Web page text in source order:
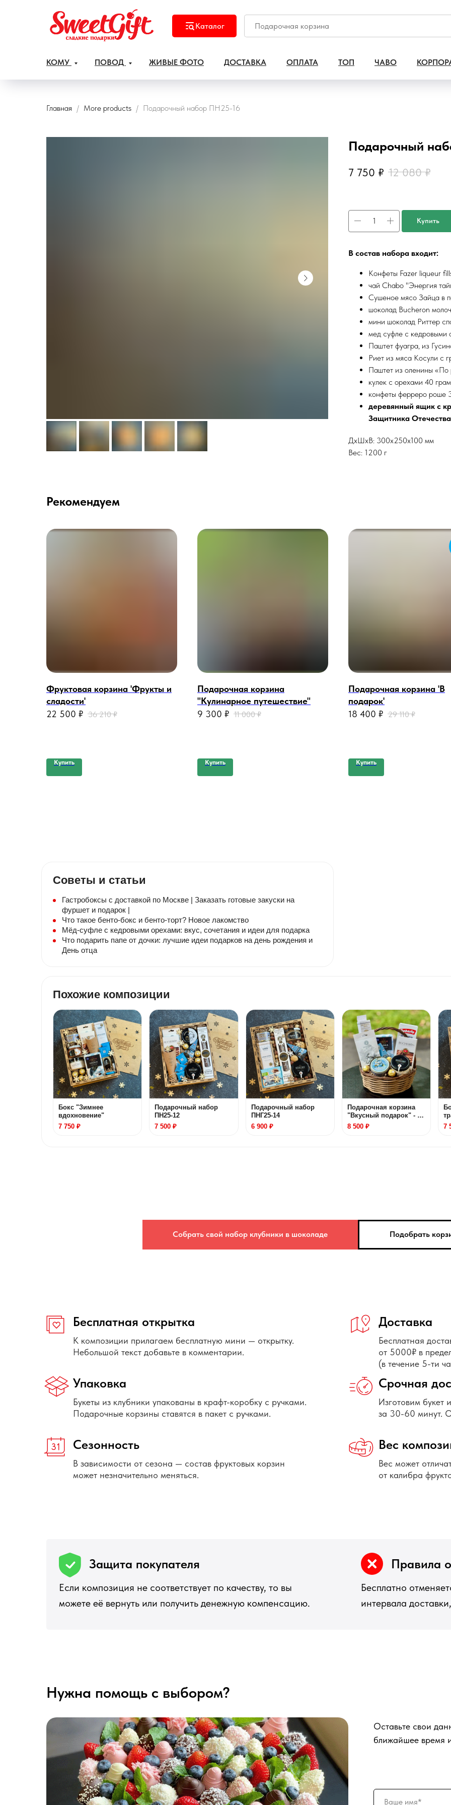
Каталог
КОМУ ПОВОД ЖИВЫЕ ФОТО ДОСТАВКА ОПЛАТА ТОП ЧАВО
Главная More products Подарочный набор ПН25-16
Подарочный
7 750 ₽ 12 080 ₽
Купить
В состав набора входит:
Конфеты Fazer liqueur
чай Chabo "Энергия
Сушеное мясо Зайца в
шоколад Bucheron
мини шоколад Риттер
мед суфле с кедровыми
Паштет фуагра, из
Риет из мяса Косули с
Паштет из оленины
кулек с орехами 40
конфеты ферреро роше
деревянный ящик с
Защитника
ДxШxВ: 300x250x100 мм
Вес: 1200 г
Рекомендуем
Фруктовая корзина 'Фрукты и
сладости'
22 500 ₽ 36 210 ₽
Купить
Подарочная корзина
"Кулинарное путешествие"
9 300 ₽ 11 000 ₽
Купить
Подарочная корзина 'В
подарок'
18 400 ₽ 29 110 ₽
Купить
Советы и статьи
Гастробоксы с доставкой по Москве | Заказать готовые закуски на
фуршет и подарок |
Что такое бенто-бокс и бенто-торт? Новое лакомство
Мёд-суфле с кедровыми орехами: вкус, сочетания и идеи для подарка
Что подарить папе от дочки: лучшие идеи подарков на день рождения и
День отца
Похожие композиции
Бокс "Зимнее
вдохновение"
7 750 ₽
Подарочный набор
ПН25-12
7 500 ₽
Подарочный набор
ПНГ25-14
6 900 ₽
Подарочная корзина
"Вкусный подарок" - 2
дня
8 500 ₽
7
Собрать свой набор клубники в шоколаде Подобрать
Упаковка
Букеты из клубники упакованы в крафт-коробку с ручками.
Подарочные корзины ставятся в пакет с ручками.
Бесплатная открытка
К композиции прилагаем бесплатную мини — открытку.
Небольшой текст добавьте в комментарии.
Доставка
Бесплатная
от 5000₽ в
(в течение 5-ти
Срочная
Изготовим букет
за 30-60 минут.
Вес
Вес может
от калибра
Сезонность
В зависимости от сезона — состав фруктовых корзин
может незначительно меняться.
Правила
Бесплатно
интервала
Защита покупателя
Если композиция не соответствует по качеству, то вы
можете её вернуть или получить денежную компенсацию.
Нужна помощь с выбором?
Оставьте свои
ближайшее время